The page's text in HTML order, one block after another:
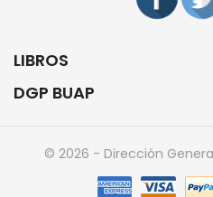
LIBROS
DGP BUAP
© 2026 - Dirección